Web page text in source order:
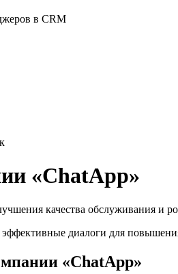
в CRM
«ChatApp»
качества обслуживания и
диалоги для
«ChatApp»